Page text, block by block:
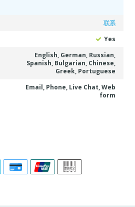
联系
Yes
English, German, Russian,
Spanish, Bulgarian, Chinese,
Greek, Portuguese
Email, Phone, Live Chat, Web
form